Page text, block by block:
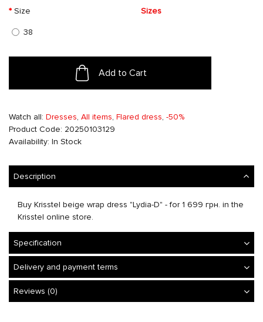
Sizes
Size
38
Add to Cart
Watch all: Dresses, All items, Flared dress, -50%
Product Code: 20250103129
Availability: In Stock
Description
Buy Krisstel beige wrap dress "Lydia-D" - for 1 699 грн. in the
Krisstel online store.
Specification
Delivery and payment terms
Reviews (0)